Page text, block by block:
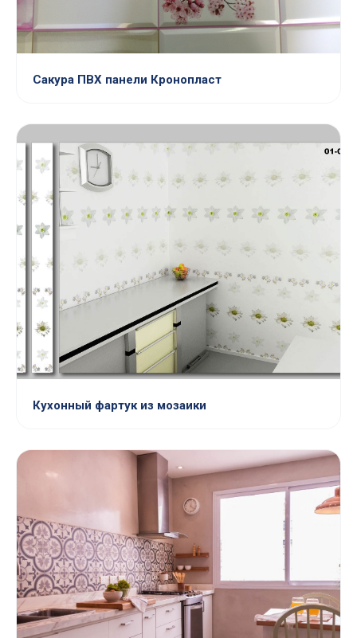
Сакура ПВХ панели Кронопласт
Кухонный фартук из мозаики